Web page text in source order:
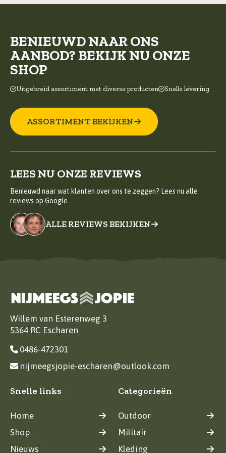
BENIEUWD NAAR ONS
AANBOD? BEKIJK NU ONZE
SHOP
Uitgebreid assortiment met diverse producten Snelle levering
ASSORTIMENT BEKIJKEN
LEES NU ONZE REVIEWS
Benieuwd naar wat klanten over ons te zeggen? Lees nu alle
reviews op Google.
ALLE REVIEWS BEKIJKEN
Willem van Esterenweg 3
5364 RC Escharen
0486-472301
nijmeegsjopie-escharen@outlook.com
Snelle links
Home
Shop
Nieuws
Categorieën
Outdoor
Militair
Kleding